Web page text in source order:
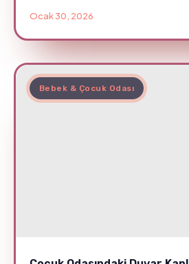
Ocak 30, 2026
Bebek & Çocuk Odası